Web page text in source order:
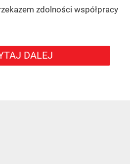
zdolności współpracy
DALEJ